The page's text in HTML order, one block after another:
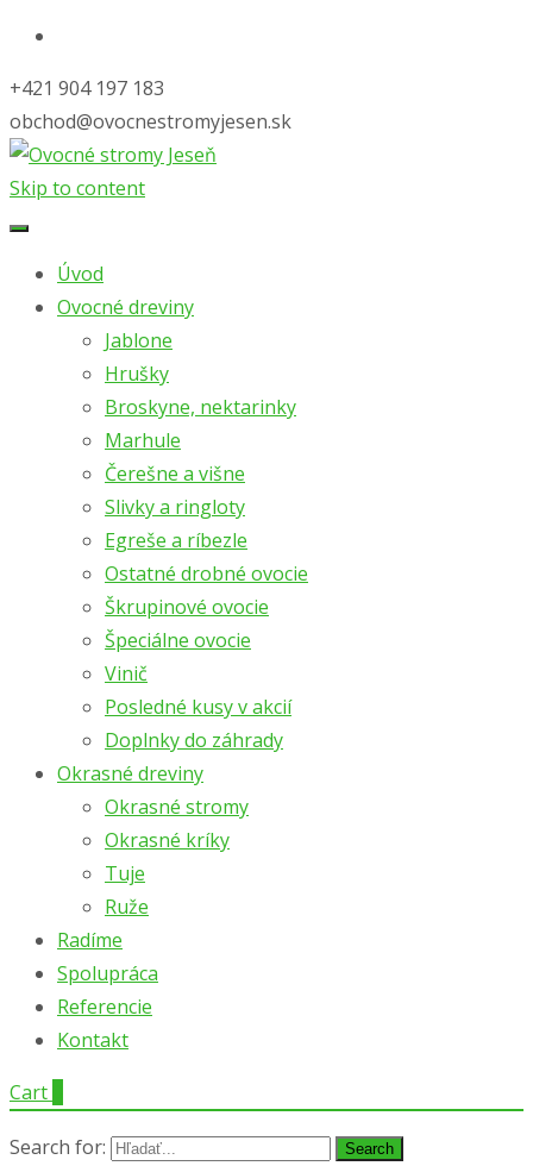
+421 904 197 183
obchod@ovocnestromyjesen.sk
Skip to content
Úvod
Ovocné dreviny
Jablone
Hrušky
Broskyne, nektarinky
Marhule
Čerešne a višne
Slivky a ringloty
Egreše a ríbezle
Ostatné drobné ovocie
Škrupinové ovocie
Špeciálne ovocie
Vinič
Posledné kusy v akcií
Doplnky do záhrady
Okrasné dreviny
Okrasné stromy
Okrasné kríky
Tuje
Ruže
Radíme
Spolupráca
Referencie
Kontakt
Cart
Search for: